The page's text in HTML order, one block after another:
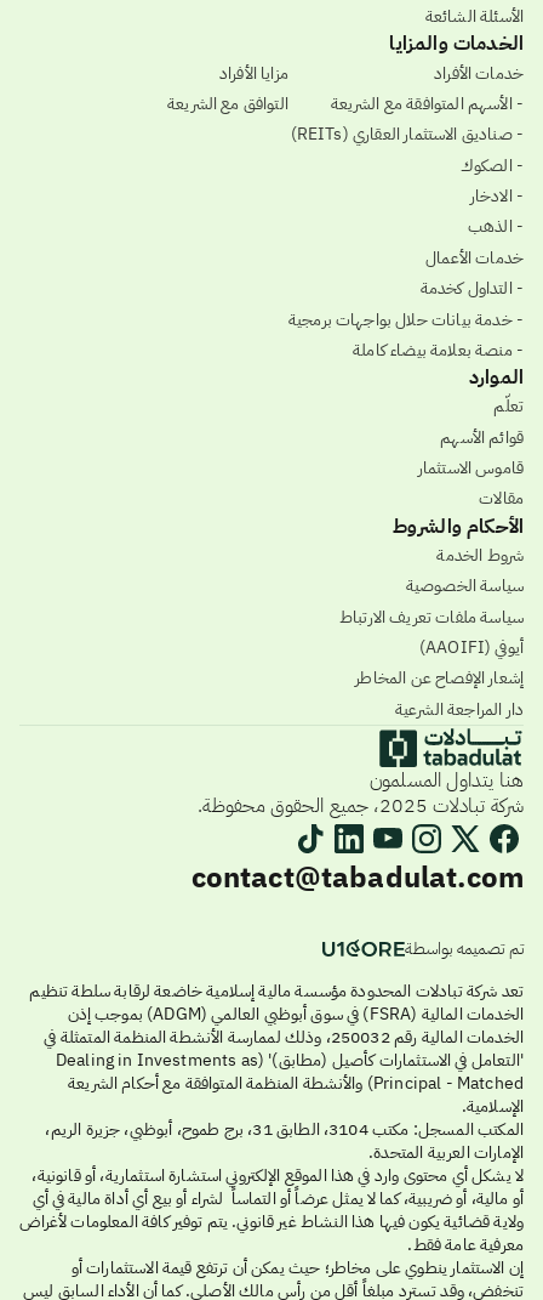
الأسئلة الشائعة
الخدمات والمزايا
خدمات الأفراد
- الأسهم المتوافقة مع الشريعة
- صناديق الاستثمار العقاري (REITs)
- الصكوك
- الادخار
- الذهب
خدمات الأعمال
- التداول كخدمة
- خدمة بيانات حلال بواجهات برمجية
- منصة بعلامة بيضاء كاملة
مزايا الأفراد
التوافق مع الشريعة
الموارد
تعلّم
قوائم الأسهم
قاموس الاستثمار
مقالات
الأحكام والشروط
شروط الخدمة
سياسة الخصوصية
سياسة ملفات تعريف الارتباط
أيوفي (AAOIFI)
إشعار الإفصاح عن المخاطر
دار المراجعة الشرعية
هنا يتداول المسلمون
شركة تبادلات 2025، جميع الحقوق محفوظة.
contact@tabadulat.com
تم تصميمه بواسطة
تعد شركة تبادلات المحدودة مؤسسة مالية إسلامية خاضعة لرقابة سلطة تنظيم
الخدمات المالية (FSRA) في سوق أبوظبي العالمي (ADGM) بموجب إذن
الخدمات المالية رقم 250032، وذلك لممارسة الأنشطة المنظمة المتمثلة في
'التعامل في الاستثمارات كأصيل (مطابق)' (Dealing in Investments as
Principal - Matched) والأنشطة المنظمة المتوافقة مع أحكام الشريعة
الإسلامية.
المكتب المسجل: مكتب 3104، الطابق 31، برج طموح، أبوظبي، جزيرة الريم،
الإمارات العربية المتحدة.
لا يشكل أي محتوى وارد في هذا الموقع الإلكتروني استشارة استثمارية، أو قانونية،
أو مالية، أو ضريبية، كما لا يمثل عرضاً أو التماساً لشراء أو بيع أي أداة مالية في أي
ولاية قضائية يكون فيها هذا النشاط غير قانوني. يتم توفير كافة المعلومات لأغراض
معرفية عامة فقط.
إن الاستثمار ينطوي على مخاطر؛ حيث يمكن أن ترتفع قيمة الاستثمارات أو
تنخفض، وقد تسترد مبلغاً أقل من رأس مالك الأصلي. كما أن الأداء السابق ليس